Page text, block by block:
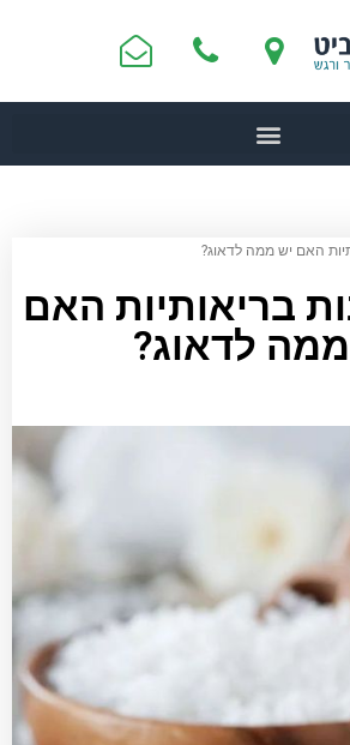
האם יש ממה לדאוג?
בריאותיות האם
לדאוג?